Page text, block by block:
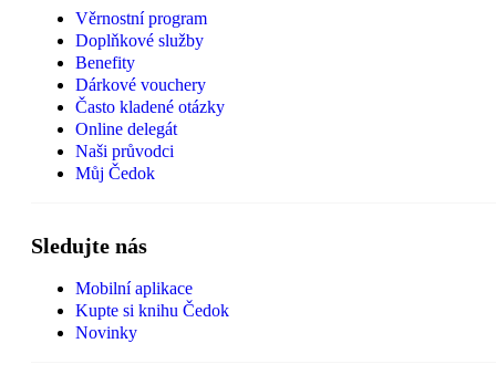
Věrnostní program
Doplňkové služby
Benefity
Dárkové vouchery
Často kladené otázky
Online delegát
Naši průvodci
Můj Čedok
Sledujte nás
Mobilní aplikace
Kupte si knihu Čedok
Novinky